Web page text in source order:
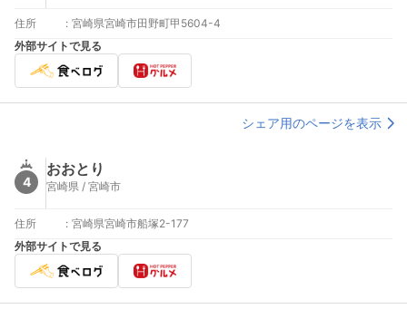
住所 : 宮崎県宮崎市田野町甲5604-4
外部サイトで見る
シェア用のページを表示
4
おおとり
宮崎県 / 宮崎市
住所 : 宮崎県宮崎市船塚2-177
外部サイトで見る